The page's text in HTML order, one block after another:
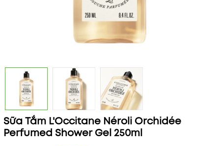
Sữa Tắm L'Occitane Néroli Orchidée
Perfumed Shower Gel 250ml